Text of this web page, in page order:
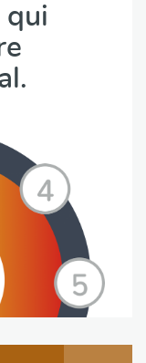
qui